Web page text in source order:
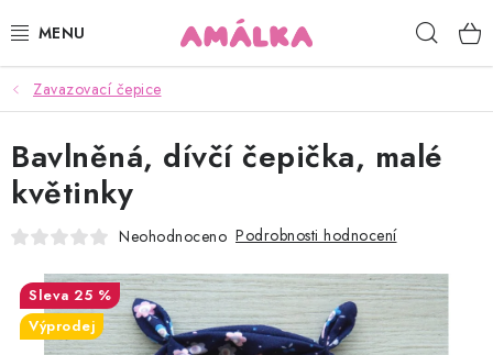
na
KOJENECKÉ, DĚTSKÉ OBLEČENÍ
ČEPICE, RUKAVICE, NÁKRČNÍKY
OSUŠKY, BRYNDÁKY, DEKY, DOPLŇKY
POUKAZY
Zavazovací čepice
Bavlněná, dívčí čepička, malé
květinky
Neohodnoceno Podrobnosti hodnocení
25 %
Výprodej